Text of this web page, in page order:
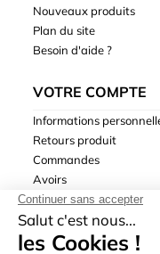
Nouveaux produits
Plan du site
Besoin d'aide ?
VOTRE COMPTE
Informations
Retours produit
Commandes
Avoirs
Adresses
Bons de réduction